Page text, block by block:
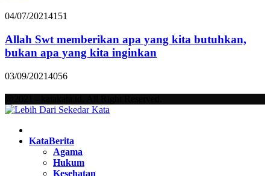
04/07/20214151
Allah Swt memberikan apa yang kita butuhkan,
bukan apa yang kita inginkan
03/09/20214056
KataBerita
Agama
Hukum
Kesehatan